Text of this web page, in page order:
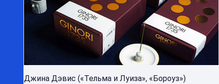
Джина Дэвис («Тельма и Луиза», «Бороуз»)